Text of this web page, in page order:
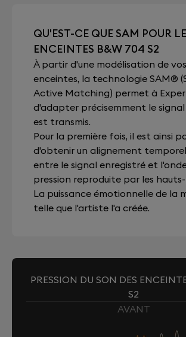
QU'EST-CE QUE SAM POUR
ENCEINTES B&W 704 S2
À partir d'une modélisation de vos
enceintes, la technologie SAM®
Active Matching) permet à
d'adapter précisemment le signal
est transmis.
Pour la première fois, il est ainsi
d'obtenir un alignement
entre le signal enregistré et
pression reproduite par les
La puissance émotionnelle de la
telle que l'artiste l'a créée.
PRESSION DU SON DES
S2
AVANT